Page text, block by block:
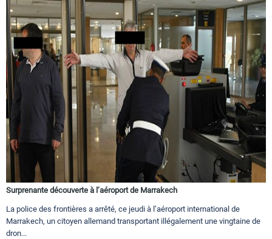
Surprenante découverte à l’aéroport de Marrakech
La police des frontières a arrêté, ce jeudi à l’aéroport international de
Marrakech, un citoyen allemand transportant illégalement une vingtaine de
dron...